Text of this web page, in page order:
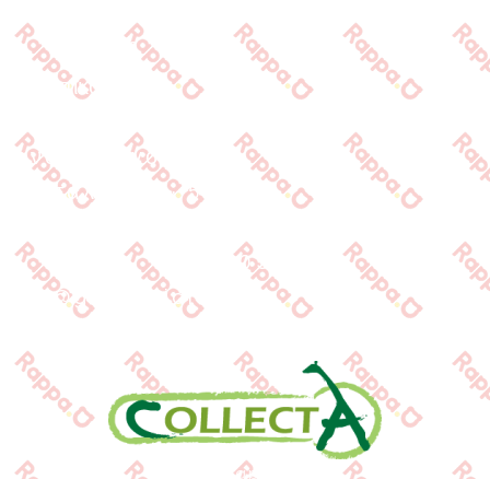
Τράπεζες
Επικοινωνία
Ιωνος Δραγούμη 14
Θεσσαλονίκη · 54624
+30 2310 551560
info@gounaridis.com
www.rappa.gr